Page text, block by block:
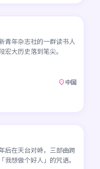
青年杂志社的一群读书人
大历史落到笔尖。
中国
后在天台对峙，三部曲跨
想做个好人」的咒语。